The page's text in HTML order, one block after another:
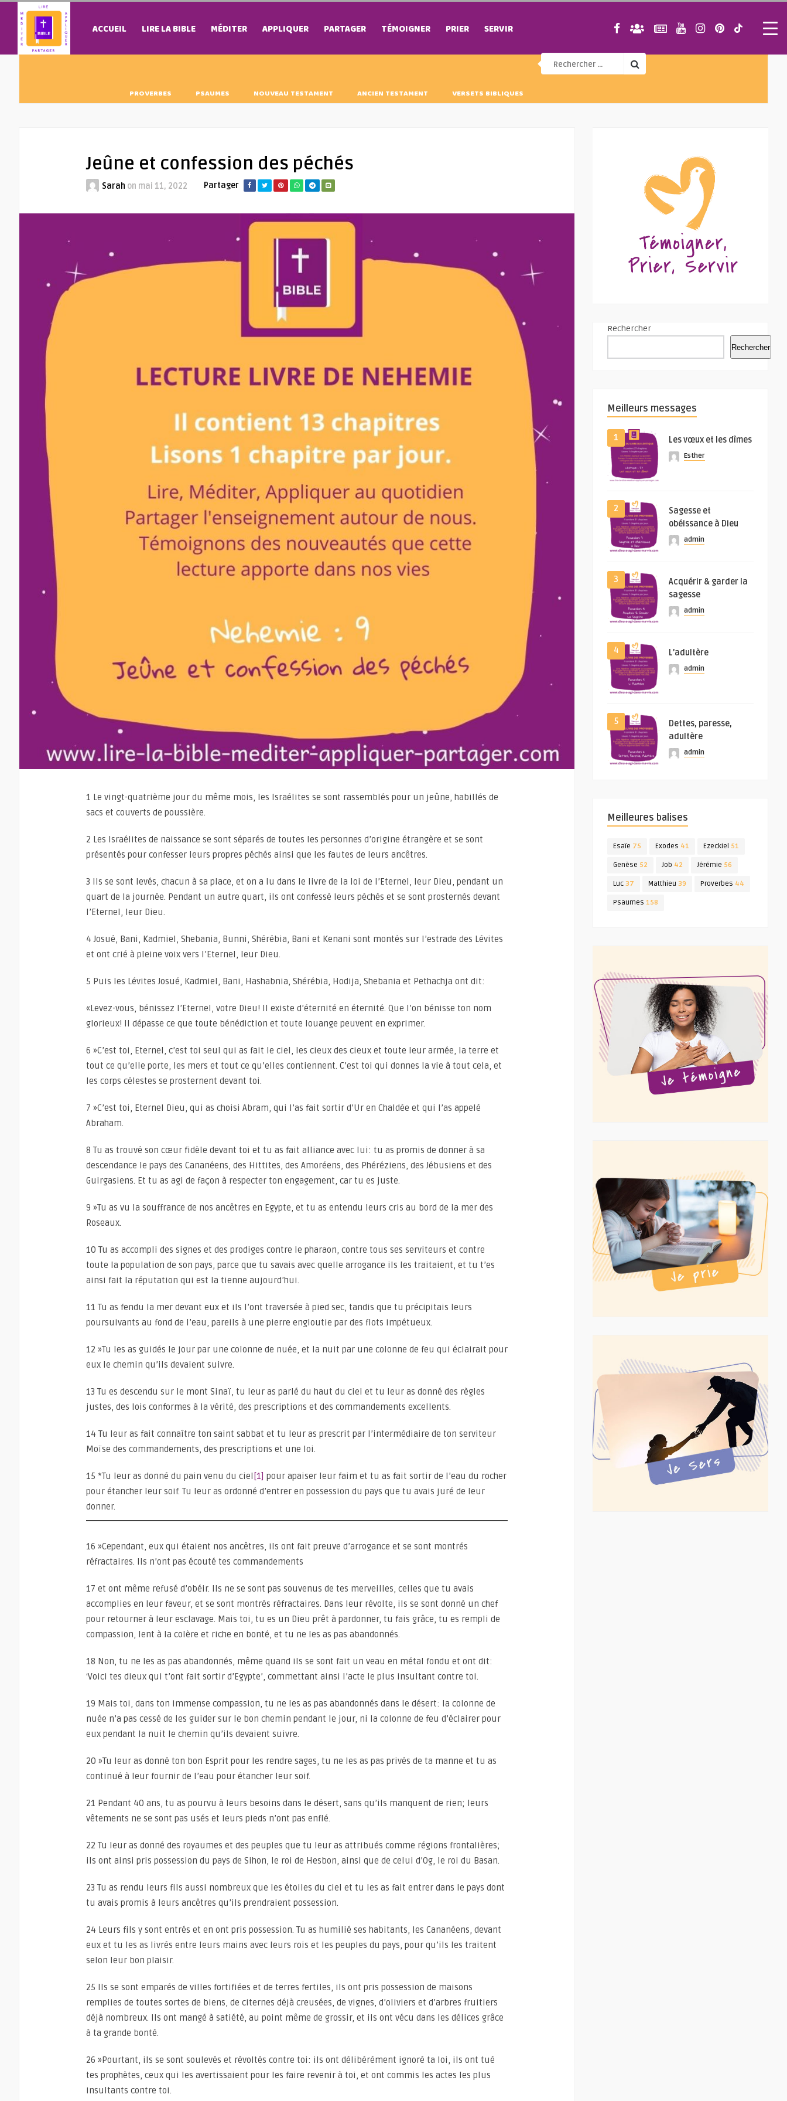
ACCUEIL LIRE LA BIBLE MÉDITER APPLIQUER PARTAGER TÉMOIGNER PRIER SERVIR
PROVERBES PSAUMES NOUVEAU TESTAMENT ANCIEN TESTAMENT VERSETS BIBLIQUES
Jeûne et confession des péchés
Sarah on mai 11, 2022 Partager
1 Le vingt-quatrième jour du même mois, les Israélites se sont rassemblés pour un jeûne, habillés de
sacs et couverts de poussière.
2 Les Israélites de naissance se sont séparés de toutes les personnes d’origine étrangère et se sont
présentés pour confesser leurs propres péchés ainsi que les fautes de leurs ancêtres.
3 Ils se sont levés, chacun à sa place, et on a lu dans le livre de la loi de l’Eternel, leur Dieu, pendant un
quart de la journée. Pendant un autre quart, ils ont confessé leurs péchés et se sont prosternés devant
l’Eternel, leur Dieu.
4 Josué, Bani, Kadmiel, Shebania, Bunni, Shérébia, Bani et Kenani sont montés sur l’estrade des Lévites
et ont crié à pleine voix vers l’Eternel, leur Dieu.
5 Puis les Lévites Josué, Kadmiel, Bani, Hashabnia, Shérébia, Hodija, Shebania et Pethachja ont dit:
«Levez-vous, bénissez l’Eternel, votre Dieu! Il existe d’éternité en éternité. Que l’on bénisse ton nom
glorieux! Il dépasse ce que toute bénédiction et toute louange peuvent en exprimer.
6 »C’est toi, Eternel, c’est toi seul qui as fait le ciel, les cieux des cieux et toute leur armée, la terre et
tout ce qu’elle porte, les mers et tout ce qu’elles contiennent. C’est toi qui donnes la vie à tout cela, et
les corps célestes se prosternent devant toi.
7 »C’est toi, Eternel Dieu, qui as choisi Abram, qui l’as fait sortir d’Ur en Chaldée et qui l’as appelé
Abraham.
8 Tu as trouvé son cœur fidèle devant toi et tu as fait alliance avec lui: tu as promis de donner à sa
descendance le pays des Cananéens, des Hittites, des Amoréens, des Phéréziens, des Jébusiens et des
Guirgasiens. Et tu as agi de façon à respecter ton engagement, car tu es juste.
9 »Tu as vu la souffrance de nos ancêtres en Egypte, et tu as entendu leurs cris au bord de la mer des
Roseaux.
10 Tu as accompli des signes et des prodiges contre le pharaon, contre tous ses serviteurs et contre
toute la population de son pays, parce que tu savais avec quelle arrogance ils les traitaient, et tu t’es
ainsi fait la réputation qui est la tienne aujourd’hui.
11 Tu as fendu la mer devant eux et ils l’ont traversée à pied sec, tandis que tu précipitais leurs
poursuivants au fond de l’eau, pareils à une pierre engloutie par des flots impétueux.
12 »Tu les as guidés le jour par une colonne de nuée, et la nuit par une colonne de feu qui éclairait pour
eux le chemin qu’ils devaient suivre.
13 Tu es descendu sur le mont Sinaï, tu leur as parlé du haut du ciel et tu leur as donné des règles
justes, des lois conformes à la vérité, des prescriptions et des commandements excellents.
14 Tu leur as fait connaître ton saint sabbat et tu leur as prescrit par l’intermédiaire de ton serviteur
Moïse des commandements, des prescriptions et une loi.
15 *Tu leur as donné du pain venu du ciel [1] pour apaiser leur faim et tu as fait sortir de l’eau du rocher
pour étancher leur soif. Tu leur as ordonné d’entrer en possession du pays que tu avais juré de leur
donner.
16 »Cependant, eux qui étaient nos ancêtres, ils ont fait preuve d’arrogance et se sont montrés
réfractaires. Ils n’ont pas écouté tes commandements
17 et ont même refusé d’obéir. Ils ne se sont pas souvenus de tes merveilles, celles que tu avais
accomplies en leur faveur, et se sont montrés réfractaires. Dans leur révolte, ils se sont donné un chef
pour retourner à leur esclavage. Mais toi, tu es un Dieu prêt à pardonner, tu fais grâce, tu es rempli de
compassion, lent à la colère et riche en bonté, et tu ne les as pas abandonnés.
18 Non, tu ne les as pas abandonnés, même quand ils se sont fait un veau en métal fondu et ont dit:
‘Voici tes dieux qui t’ont fait sortir d’Egypte’, commettant ainsi l’acte le plus insultant contre toi.
19 Mais toi, dans ton immense compassion, tu ne les as pas abandonnés dans le désert: la colonne de
nuée n’a pas cessé de les guider sur le bon chemin pendant le jour, ni la colonne de feu d’éclairer pour
eux pendant la nuit le chemin qu’ils devaient suivre.
20 »Tu leur as donné ton bon Esprit pour les rendre sages, tu ne les as pas privés de ta manne et tu as
continué à leur fournir de l’eau pour étancher leur soif.
21 Pendant 40 ans, tu as pourvu à leurs besoins dans le désert, sans qu’ils manquent de rien; leurs
vêtements ne se sont pas usés et leurs pieds n’ont pas enflé.
22 Tu leur as donné des royaumes et des peuples que tu leur as attribués comme régions frontalières;
ils ont ainsi pris possession du pays de Sihon, le roi de Hesbon, ainsi que de celui d’Og, le roi du Basan.
23 Tu as rendu leurs fils aussi nombreux que les étoiles du ciel et tu les as fait entrer dans le pays dont
tu avais promis à leurs ancêtres qu’ils prendraient possession.
24 Leurs fils y sont entrés et en ont pris possession. Tu as humilié ses habitants, les Cananéens, devant
eux et tu les as livrés entre leurs mains avec leurs rois et les peuples du pays, pour qu’ils les traitent
selon leur bon plaisir.
25 Ils se sont emparés de villes fortifiées et de terres fertiles, ils ont pris possession de maisons
remplies de toutes sortes de biens, de citernes déjà creusées, de vignes, d’oliviers et d’arbres fruitiers
déjà nombreux. Ils ont mangé à satiété, au point même de grossir, et ils ont vécu dans les délices grâce
à ta grande bonté.
26 »Pourtant, ils se sont soulevés et révoltés contre toi: ils ont délibérément ignoré ta loi, ils ont tué
tes prophètes, ceux qui les avertissaient pour les faire revenir à toi, et ont commis les actes les plus
insultants contre toi.
Rechercher
Rechercher
Meilleurs messages
1 Les vœux et les dîmes
Esther
2
Sagesse et
obéissance à Dieu
admin
3
Acquérir & garder la
sagesse
admin
4 L’adultère
admin
5
Dettes, paresse,
adultère
admin
Meilleures balises
Esaïe 75 Exodes 41 Ezeckiel 51
Genèse 52 Job 42 Jérémie 56
Luc 37 Matthieu 39 Proverbes 44
Psaumes 158